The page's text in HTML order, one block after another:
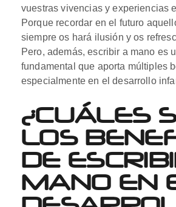
vuestras vivencias y experiencias
Porque recordar en el futuro
siempre os hará ilusión y os
Pero, además, escribir a mano es
fundamental que aporta múltiples
especialmente en el desarrollo
¿CUÁLES
LOS
DE
MANO EN